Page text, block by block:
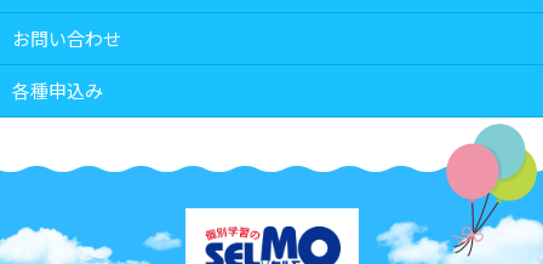
お問い合わせ
各種申込み